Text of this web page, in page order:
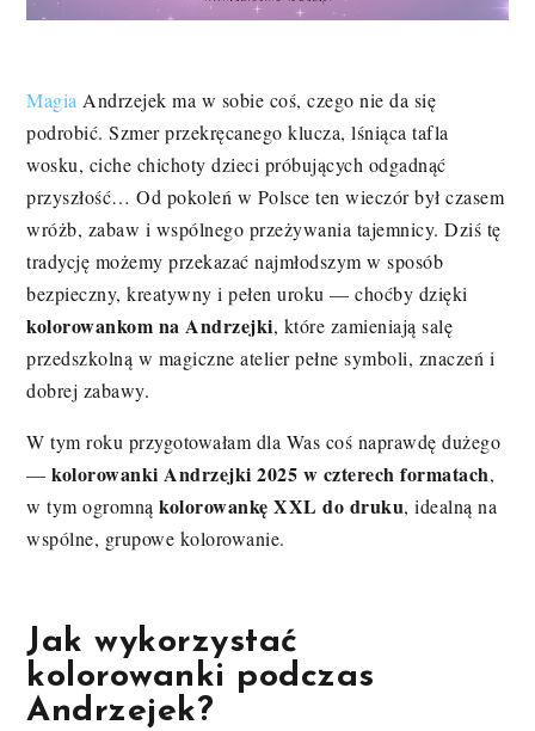
Magia Andrzejek ma w sobie coś, czego nie da się
podrobić. Szmer przekręcanego klucza, lśniąca tafla
wosku, ciche chichoty dzieci próbujących odgadnąć
przyszłość… Od pokoleń w Polsce ten wieczór był czasem
wróżb, zabaw i wspólnego przeżywania tajemnicy. Dziś tę
tradycję możemy przekazać najmłodszym w sposób
bezpieczny, kreatywny i pełen uroku — choćby dzięki
kolorowankom na Andrzejki, które zamieniają salę
przedszkolną w magiczne atelier pełne symboli, znaczeń i
dobrej zabawy.
W tym roku przygotowałam dla Was coś naprawdę dużego
—kolorowanki Andrzejki 2025 w czterech formatach,
w tym ogromnąkolorowankę XXL do druku, idealną na
wspólne, grupowe kolorowanie.
Jak wykorzystać
kolorowanki podczas
Andrzejek?